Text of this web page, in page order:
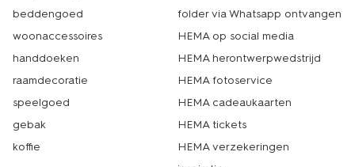
beddengoed
woonaccessoires
handdoeken
raamdecoratie
speelgoed
gebak
koffie
folder via Whatsapp ontvangen
HEMA op social media
HEMA herontwerpwedstrijd
HEMA fotoservice
HEMA cadeaukaarten
HEMA tickets
HEMA verzekeringen